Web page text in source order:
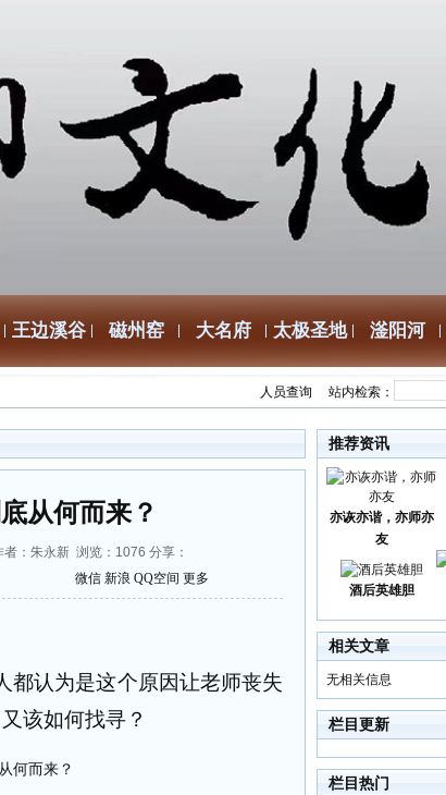
王边溪谷 磁州窑 大名府 太极圣地 滏阳河
人员查询 站内检索：
从何而来？
：朱永新 浏览： 1076 分享：
微信 新浪 QQ空间 更多
都认为是这个原因让老师丧失
该如何找寻？
推荐资讯
亦诙亦谐，亦师亦
友
酒后英雄胆
相关文章
无相关信息
栏目更新
栏目热门